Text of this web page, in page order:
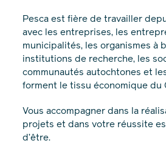
Pesca est fière de travailler
avec les entreprises, les
municipalités, les organismes à
institutions de recherche, les
communautés autochtones et
forment le tissu économique du
Vous accompagner dans la
projets et dans votre réussite
d’être.